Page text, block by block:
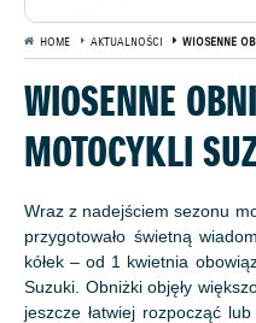
HOME AKTUALNOŚCI WIOSENNE
WIOSENNE
MOTOCYKLI
Wraz z nadejściem sezonu
przygotowało świetną
kółek – od 1 kwietnia
Suzuki. Obniżki objęły
jeszcze łatwiej rozpocząć